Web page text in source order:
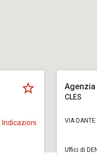
Indicazioni
Agenzia
CLES
VIA
Uffici di